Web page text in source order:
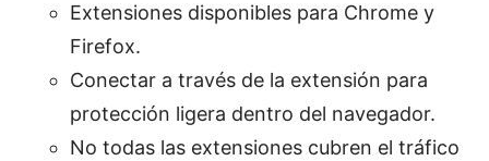
Extensiones disponibles para Chrome y
Firefox.
Conectar a través de la extensión para
protección ligera dentro del navegador.
No todas las extensiones cubren el tráfico